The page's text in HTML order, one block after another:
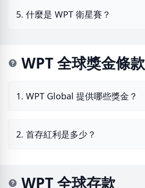
5. 什麼是 WPT 衛星賽？
WPT 全球獎金條款
1. WPT Global 提供哪些獎金？
2. 首存紅利是多少？
WPT 全球存款